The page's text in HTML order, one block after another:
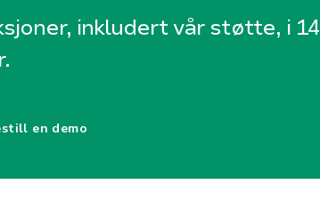
inkludert vår støtte, i 14
en demo